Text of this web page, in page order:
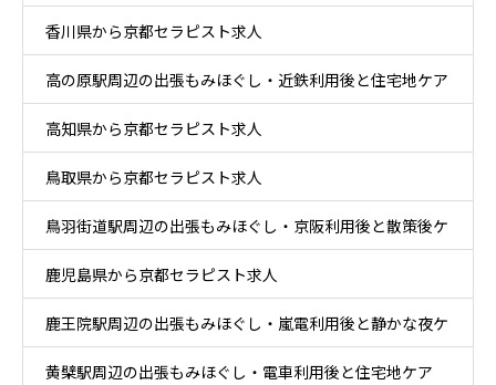
香川県から京都セラピスト求人
高の原駅周辺の出張もみほぐし・近鉄利用後と住宅地ケア
高知県から京都セラピスト求人
鳥取県から京都セラピスト求人
鳥羽街道駅周辺の出張もみほぐし・京阪利用後と散策後ケ
ア
鹿児島県から京都セラピスト求人
鹿王院駅周辺の出張もみほぐし・嵐電利用後と静かな夜ケ
ア
黄檗駅周辺の出張もみほぐし・電車利用後と住宅地ケア